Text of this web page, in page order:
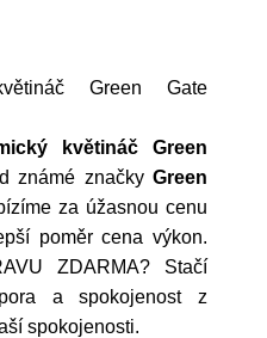
Green Gate
květináč Green
známé značky Green
za úžasnou cenu
poměr cena výkon.
ZDARMA? Stačí
a spokojenost z
spokojenosti.